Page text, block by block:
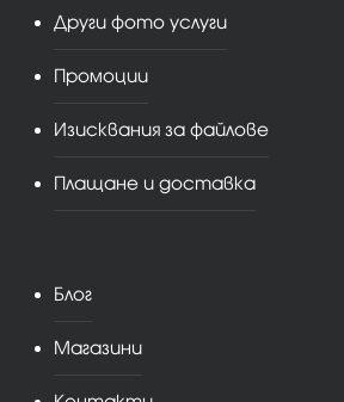
Други фото услуги
Промоции
Изисквания за файлове
Плащане и доставка
Блог
Магазини